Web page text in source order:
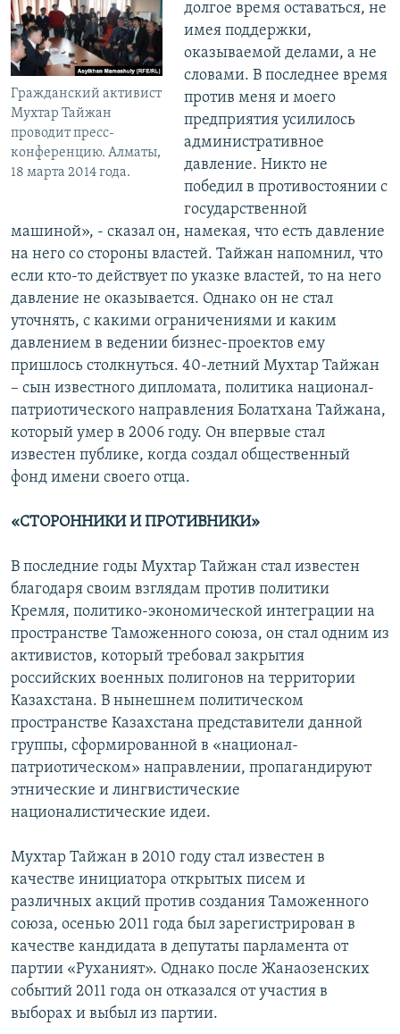
Гражданский активист
Мухтар Тайжан
проводит пресс-
конференцию. Алматы,
18 марта 2014 года.
долгое время оставаться, не
имея поддержки,
оказываемой делами, а не
словами. В последнее время
против меня и моего
предприятия усилилось
административное
давление. Никто не
победил в противостоянии с
государственной
машиной», - сказал он, намекая, что есть давление
на него со стороны властей. Тайжан напомнил, что
если кто-то действует по указке властей, то на него
давление не оказывается. Однако он не стал
уточнять, с какими ограничениями и каким
давлением в ведении бизнес-проектов ему
пришлось столкнуться. 40-летний Мухтар Тайжан
– сын известного дипломата, политика национал-
патриотического направления Болатхана Тайжана,
который умер в 2006 году. Он впервые стал
известен публике, когда создал общественный
фонд имени своего отца.
«СТОРОННИКИ И ПРОТИВНИКИ»
В последние годы Мухтар Тайжан стал известен
благодаря своим взглядам против политики
Кремля, политико-экономической интеграции на
пространстве Таможенного союза, он стал одним из
активистов, который требовал закрытия
российских военных полигонов на территории
Казахстана. В нынешнем политическом
пространстве Казахстана представители данной
группы, сформированной в «национал-
патриотическом» направлении, пропагандируют
этнические и лингвистические
националистические идеи.
Мухтар Тайжан в 2010 году стал известен в
качестве инициатора открытых писем и
различных акций против создания Таможенного
союза, осенью 2011 года был зарегистрирован в
качестве кандидата в депутаты парламента от
партии «Руханият». Однако после Жанаозенских
событий 2011 года он отказался от участия в
выборах и выбыл из партии.